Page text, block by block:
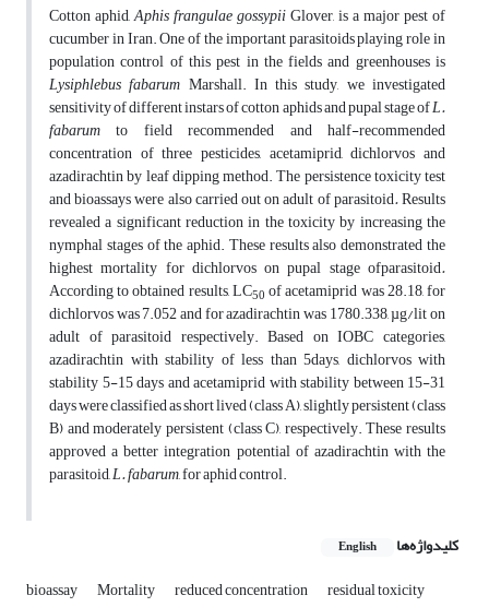
Cotton aphid,Aphis frangulae gossypiiGlover, is a major pest of
cucumber in Iran. One of the important parasitoids playing role in
population control of this pest in the fields and greenhouses is
Lysiphlebus fabarum Marshall. In this study, we investigated
sensitivity of different instars of cotton aphids and pupal stage ofL.
fabarum to field recommended and half-recommended
concentration of three pesticides, acetamiprid, dichlorvos and
azadirachtin by leaf dipping method. The persistence toxicity test
and bioassays were also carried out on adult of parasitoid.Results
revealed a significant reduction in the toxicity by increasing the
nymphal stages of the aphid. These results also demonstrated the
highest mortality for dichlorvos on pupal stage ofparasitoid.
According to obtained results, LC50 of acetamiprid was 28.18, for
dichlorvos was 7.052 and for azadirachtin was 1780.338, µg/lit on
adult of parasitoid respectively. Based on IOBC categories,
azadirachtin with stability of less than 5days, dichlorvos with
stability 5-15 days and acetamiprid with stability between 15-31
days were classified as short lived (class A), slightly persistent (class
B) and moderately persistent (class C), respectively. These results
approved a better integration potential of azadirachtin with the
parasitoid,L. fabarum, for aphid control.
کلیدواژه‌ها English
bioassay Mortality reduced concentration residual toxicity